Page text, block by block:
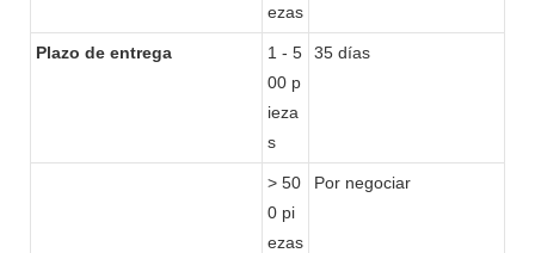
ezas
Plazo de entrega
1 - 5
00 p
ieza
s
35 días
> 50
0 pi
ezas
Por negociar